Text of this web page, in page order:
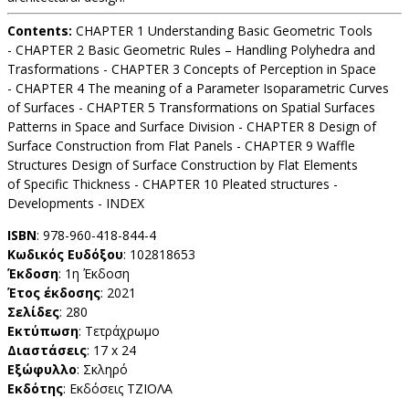
Contents: CHAPTER 1 Understanding Basic Geometric Tools
- CHAPTER 2 Basic Geometric Rules – Handling Polyhedra and
Trasformations - CHAPTER 3 Concepts of Perception in Space
- CHAPTER 4 The meaning of a Parameter Isoparametric Curves
of Surfaces - CHAPTER 5 Transformations on Spatial Surfaces
Patterns in Space and Surface Division - CHAPTER 8 Design of
Surface Construction from Flat Panels - CHAPTER 9 Waffle
Structures Design of Surface Construction by Flat Elements
of Specific Thickness - CHAPTER 10 Pleated structures -
Developments - INDEX
ISBN: 978-960-418-844-4
Κωδικός Ευδόξου: 102818653
Έκδοση: 1η Έκδοση
Έτος έκδοσης: 2021
Σελίδες: 280
Εκτύπωση: Τετράχρωμο
Διαστάσεις: 17 x 24
Εξώφυλλο: Σκληρό
Εκδότης: Εκδόσεις ΤΖΙΟΛΑ